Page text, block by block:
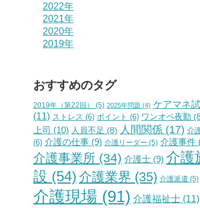
2022年
2021年
2020年
2019年
おすすめのタグ
2019年（第22回） (5) 2025年問題 (4) ケアマネ
(11) ストレス (6) ポイント (6) ワンオペ夜勤
上司 (10) 人員不足 (8) 人間関係 (17) 介
(6) 介護の仕事 (9) 介護リーダー (5) 介護事件
介護事業所 (34) 介護士 (9) 介護
設 (54) 介護業界 (35) 介護派遣 (5)
介護現場 (91) 介護福祉士 (11)